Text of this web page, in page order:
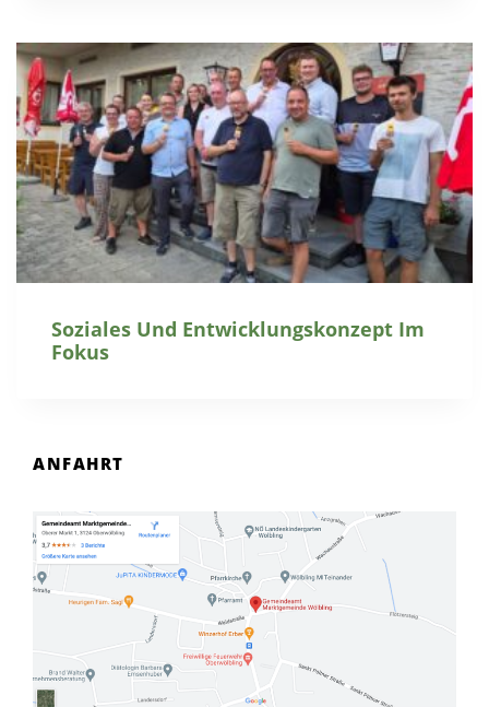
Soziales Und Entwicklungskonzept Im
Fokus
ANFAHRT